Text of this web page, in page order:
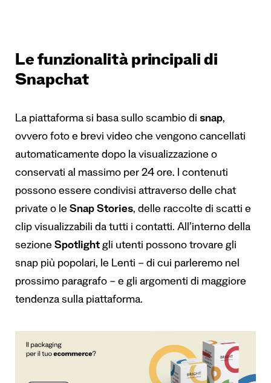
Le funzionalità principali di
Snapchat
La piattaforma si basa sullo scambio di snap,
ovvero foto e brevi video che vengono cancellati
automaticamente dopo la visualizzazione o
conservati al massimo per 24 ore. I contenuti
possono essere condivisi attraverso delle chat
private o le Snap Stories, delle raccolte di scatti e
clip visualizzabili da tutti i contatti. All’interno della
sezione Spotlight gli utenti possono trovare gli
snap più popolari, le Lenti – di cui parleremo nel
prossimo paragrafo – e gli argomenti di maggiore
tendenza sulla piattaforma.